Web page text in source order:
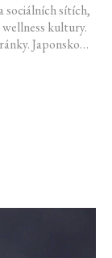
sociálních sítích,
kultury.
Japonsko
drinku.